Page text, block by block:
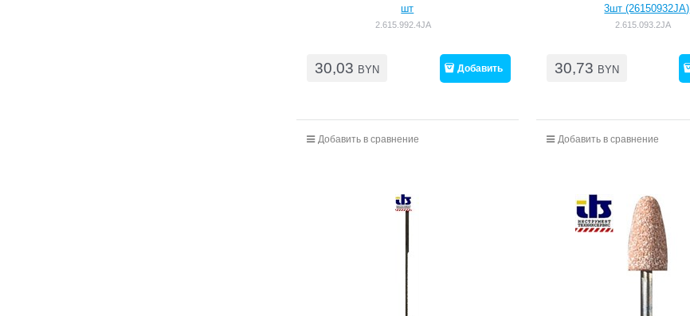
шт
2.615.992.4JA
30,03 BYN Добавить
Добавить в сравнение
3шт (26150932JA)
2.615.093.2JA
30,73 BYN
Добавить в сравнение